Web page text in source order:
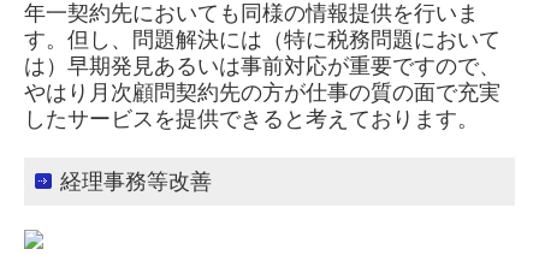
年一契約先においても同様の情報提供を行いま
す。但し、問題解決には（特に税務問題において
は）早期発見あるいは事前対応が重要ですので、
やはり月次顧問契約先の方が仕事の質の面で充実
したサービスを提供できると考えております。
経理事務等改善